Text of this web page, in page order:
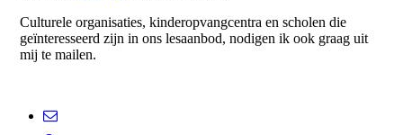
Culturele organisaties, kinderopvangcentra en scholen die
geïnteresseerd zijn in ons lesaanbod, nodigen ik ook graag uit
mij te mailen.